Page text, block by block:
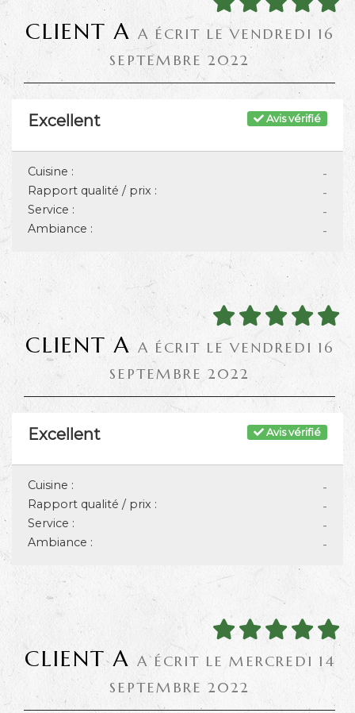
CLIENT A A ÉCRIT LE VENDREDI 16
SEPTEMBRE 2022
Avis vérifié
Excellent
-
Cuisine :
-
Rapport qualité / prix :
-
Service :
-
Ambiance :
CLIENT A A ÉCRIT LE VENDREDI 16
SEPTEMBRE 2022
Avis vérifié
Excellent
-
Cuisine :
-
Rapport qualité / prix :
-
Service :
-
Ambiance :
CLIENT A A ÉCRIT LE MERCREDI 14
SEPTEMBRE 2022